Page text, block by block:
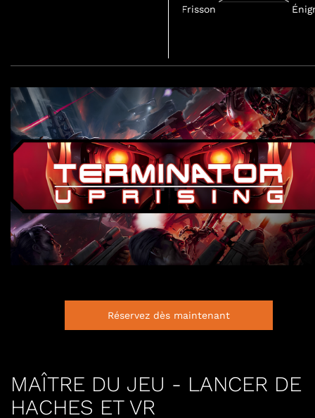
Réservez dès maintenant
MAÎTRE DU JEU - LANCER DE
HACHES ET VR